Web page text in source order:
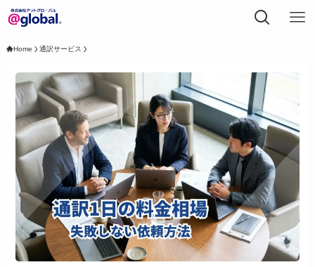
Home 通訳サービス